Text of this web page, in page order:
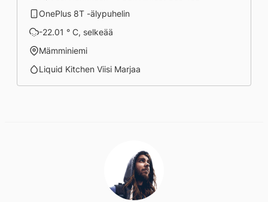
OnePlus 8T -älypuhelin
-22.01 ° C, selkeää
Mämminiemi
Liquid Kitchen Viisi Marjaa